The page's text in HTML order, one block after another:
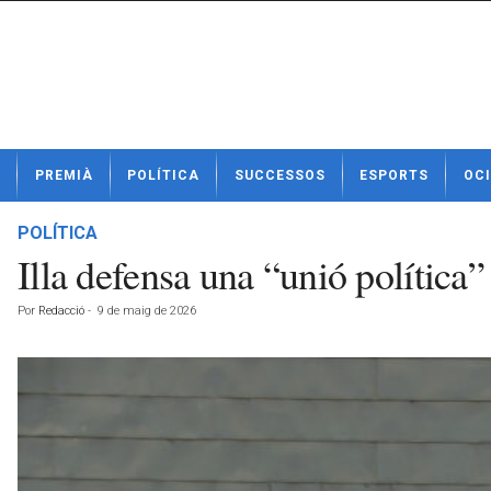
t
PREMIÀ POLÍTICA SUCCESSOS ESPORTS OCI
POLÍTICA
Illa defensa una “unió
Por Redacció - 9 de maig de 2026